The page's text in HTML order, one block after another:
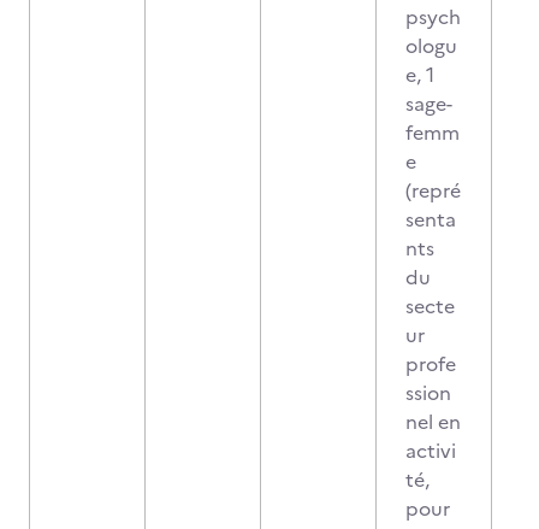
psych
ologu
e, 1
sage-
femm
e
(repré
senta
nts
du
secte
ur
profe
ssion
nel en
activi
té,
pour